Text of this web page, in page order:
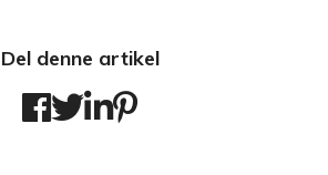
Del denne artikel